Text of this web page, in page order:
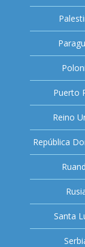
Puerto
Reino
República
Santa